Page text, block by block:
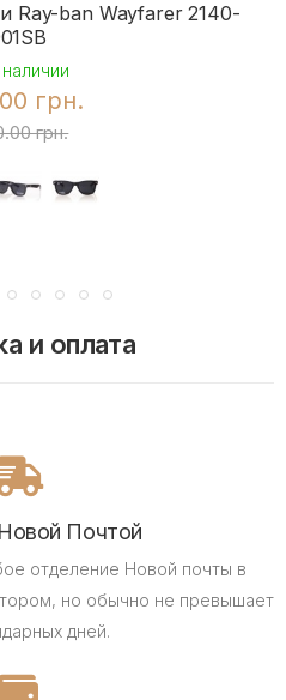
Ray-ban Wayfarer 2140-
грн.
грн.
и оплата
Почтой
отделение Новой почты в
но обычно не превышает
дней.